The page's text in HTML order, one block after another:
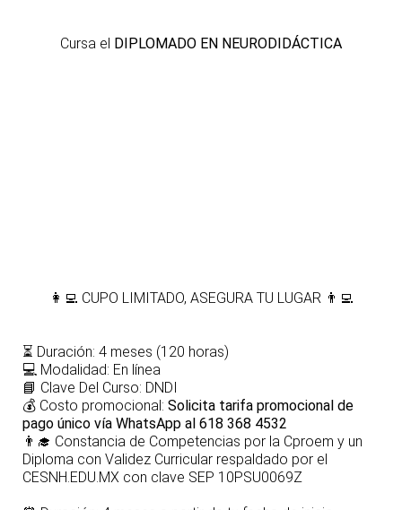
Cursa el DIPLOMADO EN NEURODIDÁCTICA
👩‍💻 CUPO LIMITADO, ASEGURA TU LUGAR 👨‍💻
⏳ Duración: 4 meses (120 horas)
💻 Modalidad: En línea
📘 Clave Del Curso: DNDI
💰 Costo promocional: Solicita tarifa promocional de
pago único vía WhatsApp al 618 368 4532
👨‍🎓 Constancia de Competencias por la Cproem y un
Diploma con Validez Curricular respaldado por el
CESNH.EDU.MX con clave SEP 10PSU0069Z